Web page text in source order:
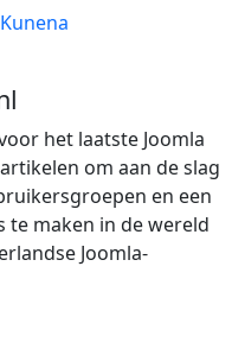
Kunena
het laatste Joomla
om aan de slag
en een
te maken in de wereld
Joomla-